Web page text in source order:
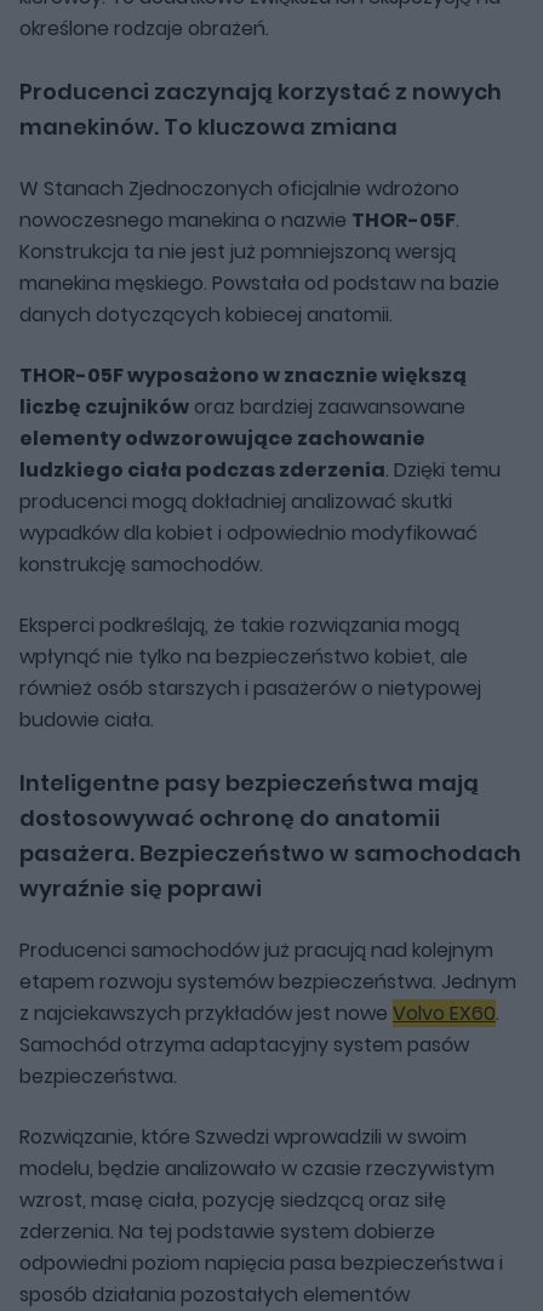
określone rodzaje obrażeń.
Producenci zaczynają korzystać z nowych
manekinów. To kluczowa zmiana
W Stanach Zjednoczonych oficjalnie wdrożono
nowoczesnego manekina o nazwie THOR-05F.
Konstrukcja ta nie jest już pomniejszoną wersją
manekina męskiego. Powstała od podstaw na bazie
danych dotyczących kobiecej anatomii.
THOR-05F wyposażono w znacznie większą
liczbę czujników oraz bardziej zaawansowane
elementy odwzorowujące zachowanie
ludzkiego ciała podczas zderzenia. Dzięki temu
producenci mogą dokładniej analizować skutki
wypadków dla kobiet i odpowiednio modyfikować
konstrukcję samochodów.
Eksperci podkreślają, że takie rozwiązania mogą
wpłynąć nie tylko na bezpieczeństwo kobiet, ale
również osób starszych i pasażerów o nietypowej
budowie ciała.
Inteligentne pasy bezpieczeństwa mają
dostosowywać ochronę do anatomii
pasażera. Bezpieczeństwo w samochodach
wyraźnie się poprawi
Producenci samochodów już pracują nad kolejnym
etapem rozwoju systemów bezpieczeństwa. Jednym
z najciekawszych przykładów jest nowe Volvo EX60.
Samochód otrzyma adaptacyjny system pasów
bezpieczeństwa.
Rozwiązanie, które Szwedzi wprowadzili w swoim
modelu, będzie analizowało w czasie rzeczywistym
wzrost, masę ciała, pozycję siedzącą oraz siłę
zderzenia. Na tej podstawie system dobierze
odpowiedni poziom napięcia pasa bezpieczeństwa i
sposób działania pozostałych elementów